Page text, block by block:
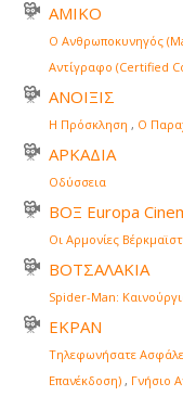
ΑΜΙΚΟ
Ο Ανθρωποκυνηγός
Αντίγραφο (Certified
ΑΝΟΙΞΙΣ
Η Πρόσκληση , Ο
ΑΡΚΑΔΙΑ
Οδύσσεια
ΒΟΞ Europa
Οι Αρμονίες
ΒΟΤΣΑΛΑΚΙΑ
Spider-Man:
ΕΚΡΑΝ
Τηλεφωνήσατε
Επανέκδοση) , Γνήσιο